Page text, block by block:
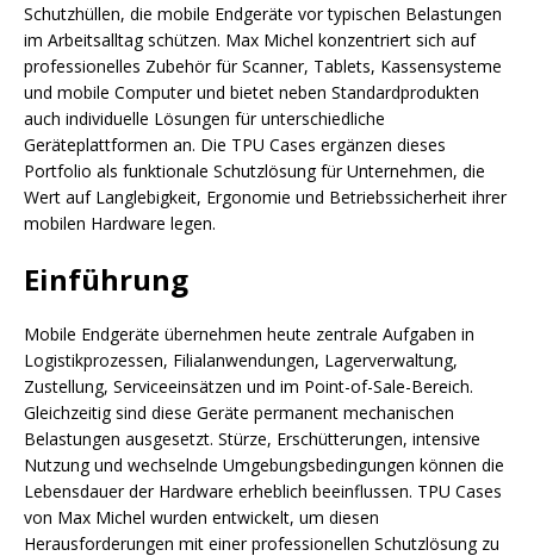
Schutzhüllen, die mobile Endgeräte vor typischen Belastungen
im Arbeitsalltag schützen. Max Michel konzentriert sich auf
professionelles Zubehör für Scanner, Tablets, Kassensysteme
und mobile Computer und bietet neben Standardprodukten
auch individuelle Lösungen für unterschiedliche
Geräteplattformen an. Die TPU Cases ergänzen dieses
Portfolio als funktionale Schutzlösung für Unternehmen, die
Wert auf Langlebigkeit, Ergonomie und Betriebssicherheit ihrer
mobilen Hardware legen.
Einführung
Mobile Endgeräte übernehmen heute zentrale Aufgaben in
Logistikprozessen, Filialanwendungen, Lagerverwaltung,
Zustellung, Serviceeinsätzen und im Point-of-Sale-Bereich.
Gleichzeitig sind diese Geräte permanent mechanischen
Belastungen ausgesetzt. Stürze, Erschütterungen, intensive
Nutzung und wechselnde Umgebungsbedingungen können die
Lebensdauer der Hardware erheblich beeinflussen. TPU Cases
von Max Michel wurden entwickelt, um diesen
Herausforderungen mit einer professionellen Schutzlösung zu